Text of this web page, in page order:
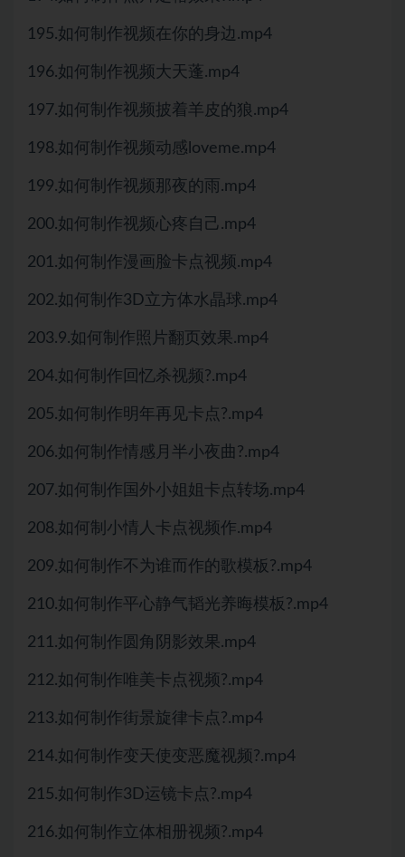
195.如何制作视频在你的身边.mp4
196.如何制作视频大天蓬.mp4
197.如何制作视频披着羊皮的狼.mp4
198.如何制作视频动感loveme.mp4
199.如何制作视频那夜的雨.mp4
200.如何制作视频心疼自己.mp4
201.如何制作漫画脸卡点视频.mp4
202.如何制作3D立方体水晶球.mp4
203.9.如何制作照片翻页效果.mp4
204.如何制作回忆杀视频?.mp4
205.如何制作明年再见卡点?.mp4
206.如何制作情感月半小夜曲?.mp4
207.如何制作国外小姐姐卡点转场.mp4
208.如何制小情人卡点视频作.mp4
209.如何制作不为谁而作的歌模板?.mp4
210.如何制作平心静气韬光养晦模板?.mp4
211.如何制作圆角阴影效果.mp4
212.如何制作唯美卡点视频?.mp4
213.如何制作街景旋律卡点?.mp4
214.如何制作变天使变恶魔视频?.mp4
215.如何制作3D运镜卡点?.mp4
216.如何制作立体相册视频?.mp4